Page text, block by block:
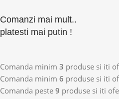
Comanzi mai mult..
platesti mai putin !
Comanda minim 3 produse si iti
Comanda minim 6 produse si iti
Comanda peste 9 produse si iti